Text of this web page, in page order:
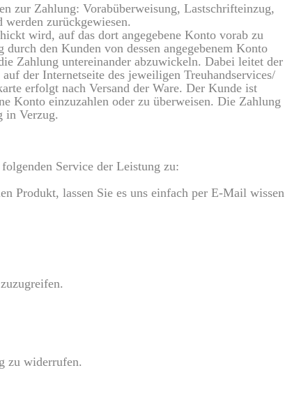
zur Zahlung: Vorabüberweisung, Lastschrifteinzug,
zurückgewiesen.
wird, auf das dort angegebene Konto vorab zu
den Kunden von dessen angegebenem Konto
Zahlung untereinander abzuwickeln. Dabei leitet der
der Internetseite des jeweiligen Treuhandservices/
erfolgt nach Versand der Ware. Der Kunde ist
Konto einzuzahlen oder zu überweisen. Die Zahlung
in Verzug.
Service der Leistung zu:
Produkt, lassen Sie es uns einfach per E-Mail wissen
zu widerrufen.